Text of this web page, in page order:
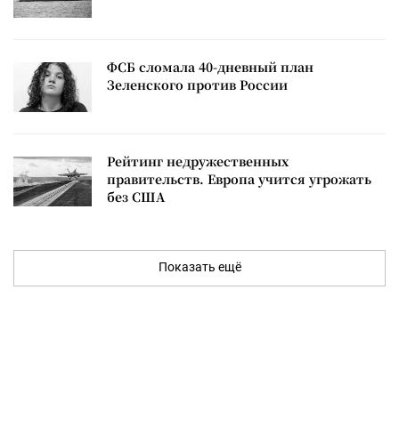
ФСБ сломала 40-дневный план
Зеленского против России
Рейтинг недружественных
правительств. Европа учится угрожать
без США
Показать ещё